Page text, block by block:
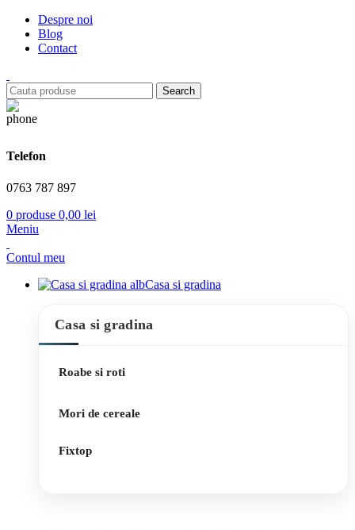
Despre noi
Blog
Contact
Search
Telefon
0763 787 897
0 produse 0,00 lei
Meniu
Contul meu
Casa si gradina
Casa si gradina
Roabe si roti
Mori de cereale
Fixtop